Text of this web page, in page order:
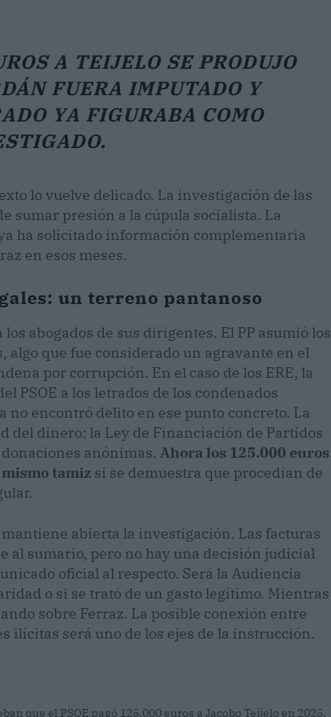
A TEIJELO SE PRODUJO
FUERA IMPUTADO Y
YA FIGURABA COMO
lo vuelve delicado. La investigación de las
sumar presión a la cúpula socialista. La
ha solicitado información complementaria
en esos meses.
un terreno pantanoso
abogados de sus dirigentes. El PP asumió los
algo que fue considerado un agravante en el
por corrupción. En el caso de los ERE, la
PSOE a los letrados de los condenados
encontró delito en ese punto concreto. La
del dinero: la Ley de Financiación de Partidos
anónimas. Ahora los 125.000 euros
tamiz si se demuestra que procedían de
abierta la investigación. Las facturas
al sumario, pero no hay una decisión judicial
oficial al respecto. Será la Audiencia
o si se trató de un gasto legítimo. Mientras
sobre Ferraz. La posible conexión entre
ilícitas será uno de los ejes de la instrucción.
que el PSOE pagó 125.000 euros a Jacobo Teijelo en 2025,